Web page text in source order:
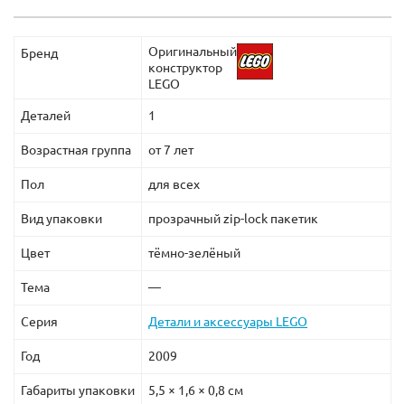
Бренд
Оригинальный
конструктор
LEGO
Деталей 1
Возрастная группа от 7 лет
Пол для всех
Вид упаковки прозрачный zip-lock пакетик
Цвет тёмно-зелёный
Тема —
Серия Детали и аксессуары LEGO
Год 2009
Габариты упаковки 5,5 × 1,6 × 0,8 см